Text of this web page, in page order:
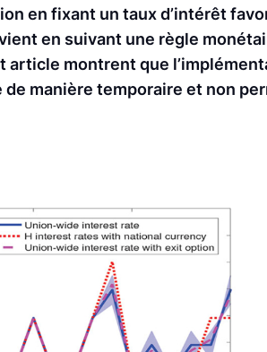
en fixant un taux d’intérêt
en suivant une règle
article montrent que
manière temporaire et non